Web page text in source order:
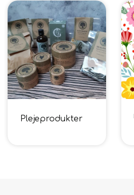
Plejeprodukter